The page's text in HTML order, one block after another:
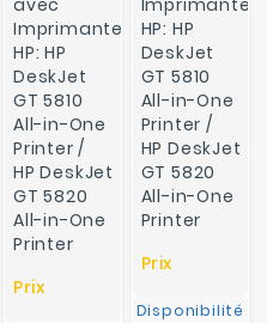
avec
Imprimante
HP: HP
DeskJet
GT 5810
All-in-One
Printer /
HPDeskJet
GT 5820
All-in-One
Printer
Prix
Imprimante
HP: HP
DeskJet
GT 5810
All-in-One
Printer /
HP DeskJet
GT 5820
All-in-One
Printer
Prix
Disponibilité